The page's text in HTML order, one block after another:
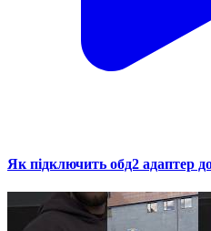
Як підключить обд2 адаптер